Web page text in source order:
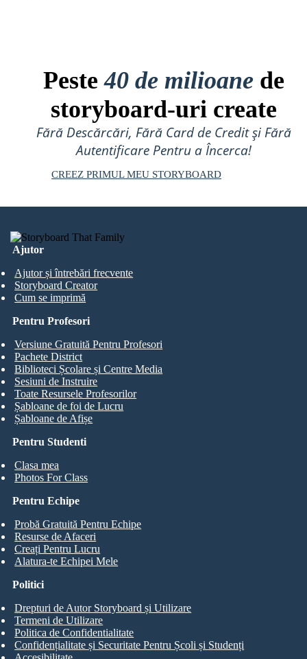
Peste40 de milioane de
storyboard-uri create
Fără Descărcări, Fără Card de Credit și Fără
Autentificare Pentru a Încerca!
CREEZ PRIMUL MEU STORYBOARD
Ajutor
Ajutor și întrebări frecvente
Storyboard Creator
Cum se imprimă
Pentru Studenti
Clasa mea
Photos For Class
Pentru Profesori
Versiune Gratuită Pentru Profesori
Pachete District
Biblioteci Școlare și Centre Media
Sesiuni de Instruire
Toate Resursele Profesorilor
Șabloane de foi de Lucru
Șabloane de Afișe
Pentru Echipe
Probă Gratuită Pentru Echipe
Resurse de Afaceri
Creați Pentru Lucru
Alatura-te Echipei Mele
Politici
Drepturi de Autor Storyboard și Utilizare
Termeni de Utilizare
Politica de Confidentialitate
Confidențialitate și Securitate Pentru Școli și Studenți